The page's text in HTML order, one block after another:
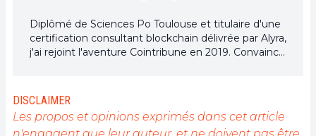
Diplômé de Sciences Po Toulouse et titulaire d'une
certification consultant blockchain délivrée par Alyra,
j'ai rejoint l'aventure Cointribune en 2019. Convaincu
l'engagement de sensibiliser et d'informer le grand
public sur cet écosystème en constante évolution.
Mon objectif est de permettre à chacun de mieux
DISCLAIMER
Les propos et opinions exprimés dans cet article